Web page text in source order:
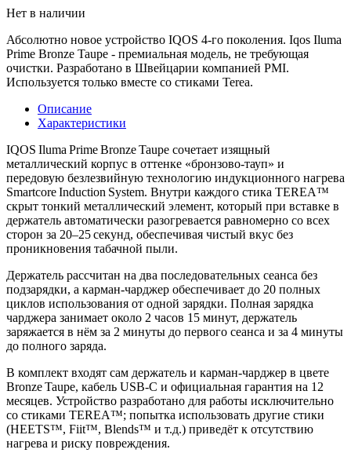
Нет в наличии
Абсолютно новое устройство IQOS 4-го поколения. Iqos Iluma
Prime Bronze Taupe - премиальная модель, не требующая
очистки. Разработано в Швейцарии компанией PMI.
Используется только вместе со стиками Terea.
Описание
Характеристики
IQOS Iluma Prime Bronze Taupe сочетает изящный
металлический корпус в оттенке «бронзово‑тауп» и
передовую безлезвийную технологию индукционного нагрева
Smartcore Induction System. Внутри каждого стика TEREA™
скрыт тонкий металлический элемент, который при вставке в
держатель автоматически разогревается равномерно со всех
сторон за 20–25 секунд, обеспечивая чистый вкус без
проникновения табачной пыли.
Держатель рассчитан на два последовательных сеанса без
подзарядки, а карман‑чарджер обеспечивает до 20 полных
циклов использования от одной зарядки. Полная зарядка
чарджера занимает около 2 часов 15 минут, держатель
заряжается в нём за 2 минуты до первого сеанса и за 4 минуты
до полного заряда.
В комплект входят сам держатель и карман‑чарджер в цвете
Bronze Taupe, кабель USB‑C и официальная гарантия на 12
месяцев. Устройство разработано для работы исключительно
со стиками TEREA™; попытка использовать другие стики
(HEETS™, Fiit™, Blends™ и т.д.) приведёт к отсутствию
нагрева и риску повреждения.